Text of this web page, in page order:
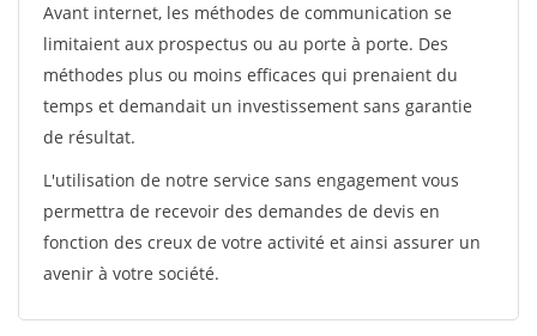
Avant internet, les méthodes de communication se
limitaient aux prospectus ou au porte à porte. Des
méthodes plus ou moins efficaces qui prenaient du
temps et demandait un investissement sans garantie
de résultat.
L'utilisation de notre service sans engagement vous
permettra de recevoir des demandes de devis en
fonction des creux de votre activité et ainsi assurer un
avenir à votre société.